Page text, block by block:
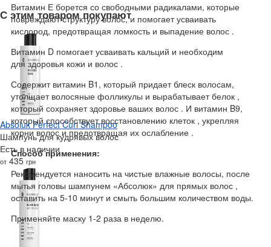
Витамин Е борется со свободными радикалами, которые
повреждают структуру волос, и помогает усваивать
кислород, предотвращая ломкость и выпадение волос .
Витамин D помогает усваивать кальций и необходим
для здоровья кожи и волос .
Содержит витамин B1, который придает блеск волосам,
утолщает волосяные фолликулы и вырабатывает белок ,
который сохраняет здоровье ваших волос . И витамин B9,
который способствует восстановлению клеток , укрепляя
корни волос и предотвращая их ослабление .
Способ применения:
Рекомендуется наносить на чистые влажные волосы, после
мытья головы шампунем «Абсолюк» для прямых волос ,
оставить на 5-10 минут и смыть большим количеством воды.
Применяйте маску 1-2 раза в неделю.
С этим товаром покупают
Absoluk Perfect Curl Shampoo
Шампунь для кудрявых волос
Есть в наличии
от 435грн